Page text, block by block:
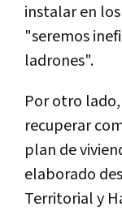
instalar en
"seremos
ladrones".
Por otro
recuperar
plan de
elaborado
Territorial y